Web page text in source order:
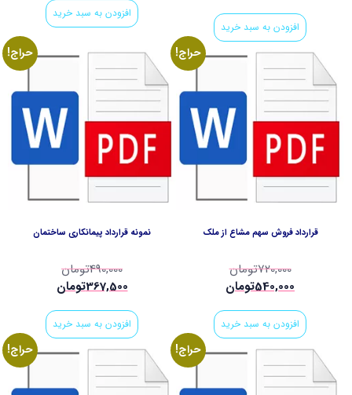
افزودن به سبد خرید
افزودن به سبد خرید
حراج!
قرارداد فروش سهم مشاع از ملک
720,000تومان
540,000تومان
افزودن به سبد خرید
حراج!
نمونه قرارداد پیمانکاری ساختمان
490,000تومان
367,500تومان
افزودن به سبد خرید
حراج! حراج!